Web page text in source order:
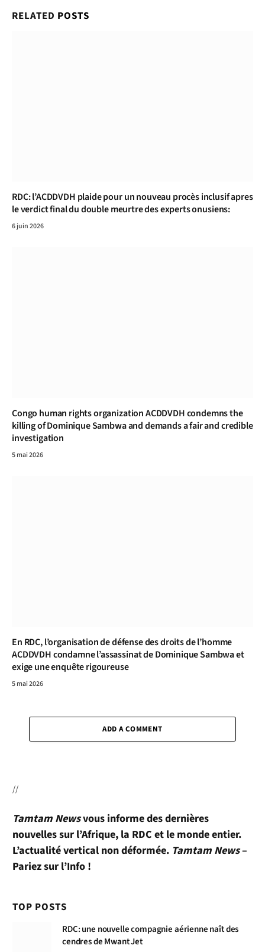
RELATED POSTS
RDC: l’ACDDVDH plaide pour un nouveau procès inclusif apres
le verdict final du double meurtre des experts onusiens:
6 juin 2026
Congo human rights organization ACDDVDH condemns the
killing of Dominique Sambwa and demands a fair and credible
investigation
5 mai 2026
En RDC, l’organisation de défense des droits de l’homme
ACDDVDH condamne l’assassinat de Dominique Sambwa et
exige une enquête rigoureuse
5 mai 2026
ADD A COMMENT
//
Tamtam Newsvous informe des dernières
nouvelles sur l’Afrique, la RDC et le monde entier.
L’actualité vertical non déformée. Tamtam News–
Pariez sur l’Info !
TOP POSTS
RDC: une nouvelle compagnie aérienne naît des
cendres de Mwant Jet